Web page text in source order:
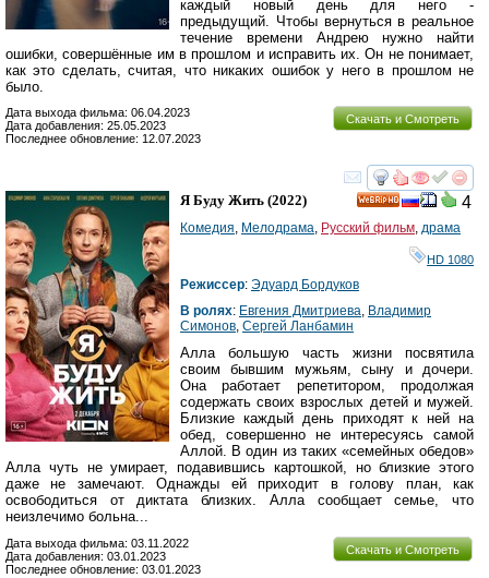
каждый новый день для него -
предыдущий. Чтобы вернуться в реальное
течение времени Андрею нужно найти
ошибки, совершённые им в прошлом и исправить их. Он не понимает,
как это сделать, считая, что никаких ошибок у него в прошлом не
было.
Скачать и Смотреть
Дата выхода фильма: 06.04.2023
Дата добавления: 25.05.2023
Последнее обновление: 12.07.2023
смотреть
4
Я Буду Жить (2022)
Комедия, Мелодрама, Русский фильм, драма
HD 1080
Режиссер: Эдуард Бордуков
В ролях: Евгения Дмитриева, Владимир
Симонов, Сергей Ланбамин
Алла большую часть жизни посвятила
своим бывшим мужьям, сыну и дочери.
Она работает репетитором, продолжая
содержать своих взрослых детей и мужей.
Близкие каждый день приходят к ней на
обед, совершенно не интересуясь самой
Аллой. В один из таких «семейных обедов»
Алла чуть не умирает, подавившись картошкой, но близкие этого
даже не замечают. Однажды ей приходит в голову план, как
освободиться от диктата близких. Алла сообщает семье, что
неизлечимо больна...
Скачать и Смотреть
Дата выхода фильма: 03.11.2022
Дата добавления: 03.01.2023
Последнее обновление: 03.01.2023